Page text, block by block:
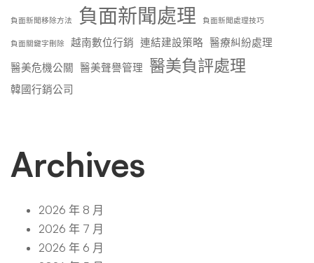
負面新聞移除方法 負面新聞處理 負面新聞處理技巧
負面關鍵字刪除 越南數位行銷 連結建設策略 醫療糾紛處理
醫美危機公關 醫美聲譽管理 醫美負評處理
韓國行銷公司
Archives
2026 年 8 月
2026 年 7 月
2026 年 6 月